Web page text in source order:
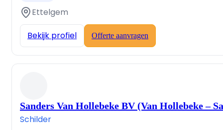
Ettelgem
Bekijk profiel Offerte aanvragen
Sanders Van Hollebeke BV (Van Hollebeke –
Schilder